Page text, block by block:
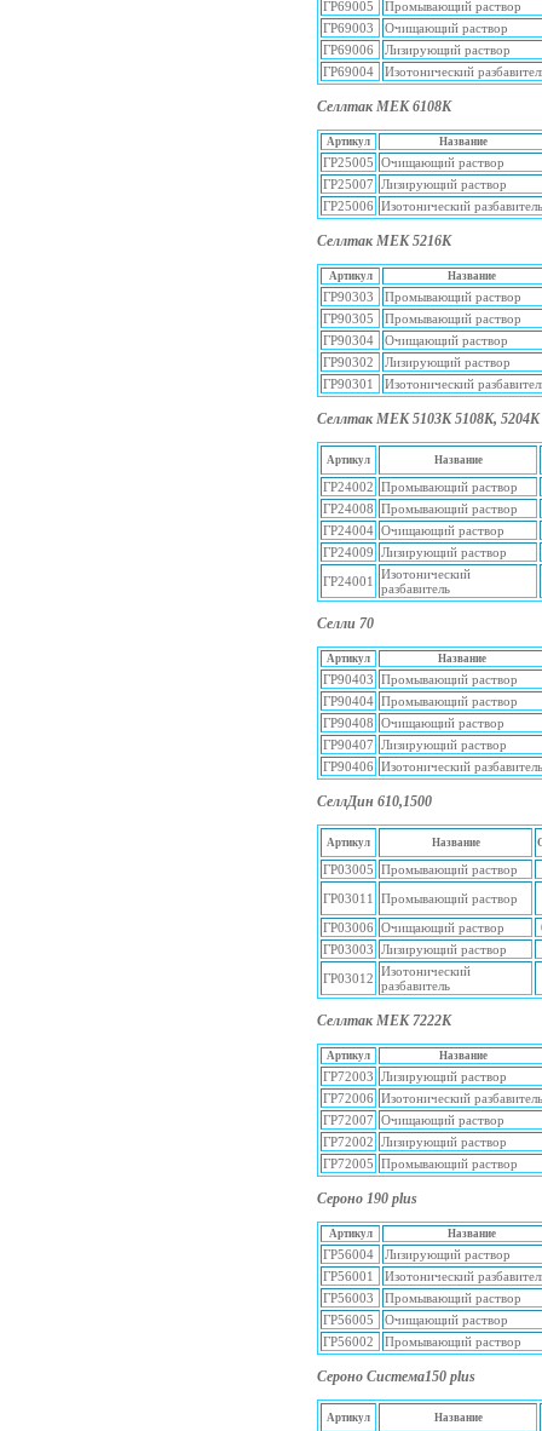
ГР69005
Промывающий раствор
ГР69003
Очищающий раствор
ГР69006
Лизирующий раствор
ГР69004
Изотонический
Селлтак МЕК 6108К
Артикул Название
ГР25005 Очищающий раствор
ГР25007 Лизирующий раствор
ГР25006 Изотонический разбавитель
Селлтак МЕК 5216К
Артикул Название
ГР90303
Промывающий раствор
ГР90305
Промывающий раствор
ГР90304
Очищающий раствор
ГР90302
Лизирующий раствор
ГР90301
Изотонический
Селлтак МЕК 5103К 5108K, 5204K
Артикул Название
ГР24002 Промывающий раствор
ГР24008 Промывающий раствор
ГР24004 Очищающий раствор
ГР24009 Лизирующий раствор
ГР24001 Изотонический
разбавитель
Селли 70
Артикул Название
ГР90403 Промывающий раствор
ГР90404 Промывающий раствор
ГР90408 Очищающий раствор
ГР90407 Лизирующий раствор
ГР90406 Изотонический разбавитель
СеллДин 610,1500
Артикул Название
ГР03005 Промывающий раствор
ГР03011 Промывающий раствор
ГР03006 Очищающий раствор
ГР03003 Лизирующий раствор
ГР03012 Изотонический
разбавитель
Селлтак МЕК 7222К
Артикул Название
ГР72003 Лизирующий раствор
ГР72006 Изотонический разбавитель
ГР72007 Очищающий раствор
ГР72002 Лизирующий раствор
ГР72005 Промывающий раствор
Сероно 190 plus
Артикул Название
ГР56004
Лизирующий раствор
ГР56001
Изотонический
ГР56003
Промывающий раствор
ГР56005
Очищающий раствор
ГР56002
Промывающий раствор
Сероно Система150 plus
Артикул Название